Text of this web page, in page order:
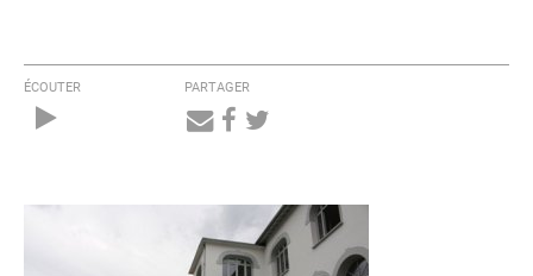
ÉCOUTER PARTAGER